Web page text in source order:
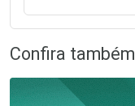
Confira também